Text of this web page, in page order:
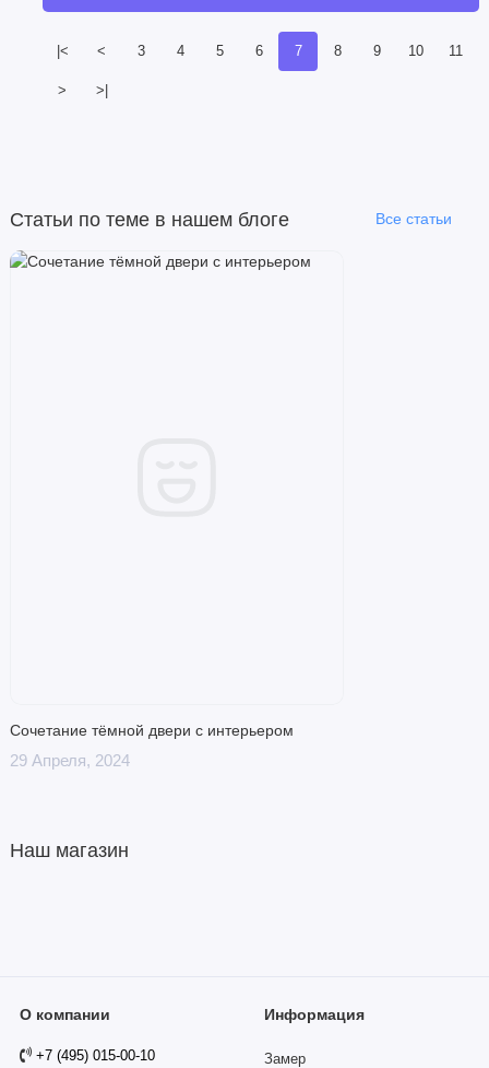
|< < 3 4 5 6 7 8 9 10 11
> >|
Статьи по теме в нашем блоге Все статьи
Сочетание тёмной двери с интерьером
29 Апреля, 2024
Наш магазин
О компании
+7 (495) 015-00-10
Информация
Замер